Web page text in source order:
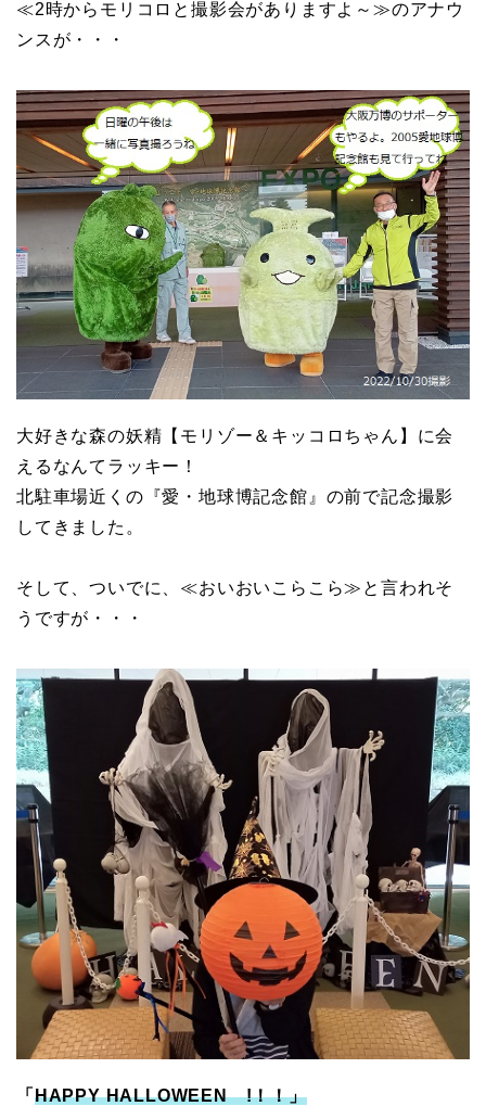
≪2時からモリコロと撮影会がありますよ～≫のアナウ
ンスが・・・
大好きな森の妖精【モリゾー＆キッコロちゃん】に会
えるなんてラッキー！
北駐車場近くの『愛・地球博記念館』の前で記念撮影
してきました。
そして、ついでに、≪おいおいこらこら≫と言われそ
うですが・・・
「 HAPPY HALLOWEEN !！！」